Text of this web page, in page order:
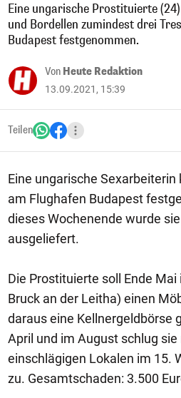
Eine ungarische Prostituierte
und Bordellen zumindest drei
Budapest festgenommen.
Von Heute Redaktion
13.09.2021, 15:39
Teilen
Eine ungarische
am Flughafen Budapest
dieses Wochenende wurde
ausgeliefert.
Die Prostituierte soll Ende
Bruck an der Leitha) einen
daraus eine Kellnergeldbörse
April und im August schlug
einschlägigen Lokalen im 15.
zu. Gesamtschaden: 3.500